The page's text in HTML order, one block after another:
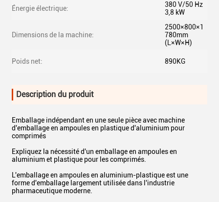
Énergie électrique:
380 V/50 Hz
3,8 kW
Dimensions de la machine:
2500×800×1
780mm
(L×W×H)
Poids net: 890KG
Description du produit
Emballage indépendant en une seule pièce avec machine
d'emballage en ampoules en plastique d'aluminium pour
comprimés
Expliquez la nécessité d'un emballage en ampoules en
aluminium et plastique pour les comprimés.
L'emballage en ampoules en aluminium-plastique est une
forme d'emballage largement utilisée dans l'industrie
pharmaceutique moderne.